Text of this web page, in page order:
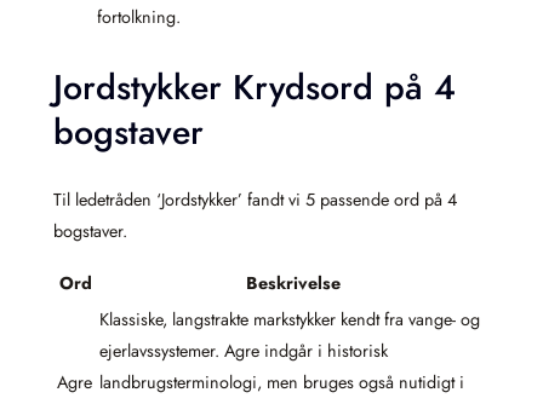
fortolkning.
Jordstykker Krydsord på 4
bogstaver
Til ledetråden ‘Jordstykker’ fandt vi 5 passende ord på 4
bogstaver.
Ord Beskrivelse
Agre
Klassiske, langstrakte markstykker kendt fra vange- og
ejerlavssystemer. Agre indgår i historisk
landbrugsterminologi, men bruges også nutidigt i